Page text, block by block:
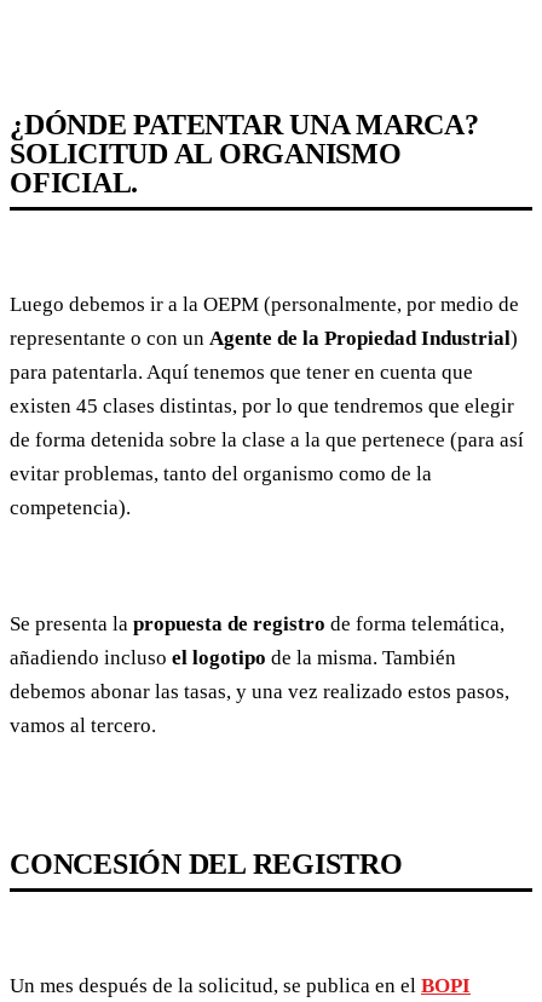
¿DÓNDE PATENTAR UNA MARCA?
SOLICITUD AL ORGANISMO
OFICIAL.
Luego debemos ir a la OEPM (personalmente, por medio de
representante o con un Agente de la Propiedad Industrial)
para patentarla. Aquí tenemos que tener en cuenta que
existen 45 clases distintas, por lo que tendremos que elegir
de forma detenida sobre la clase a la que pertenece (para así
evitar problemas, tanto del organismo como de la
competencia).
Se presenta la propuesta de registro de forma telemática,
añadiendo incluso el logotipo de la misma. También
debemos abonar las tasas, y una vez realizado estos pasos,
vamos al tercero.
CONCESIÓN DEL REGISTRO
Un mes después de la solicitud, se publica en el BOPI